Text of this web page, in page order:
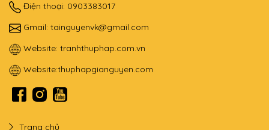
Điện thoại: 0903383017
Gmail: tainguyenvk@gmail.com
Website: tranhthuphap.com.vn
Website:thuphapgianguyen.com
Trang chủ